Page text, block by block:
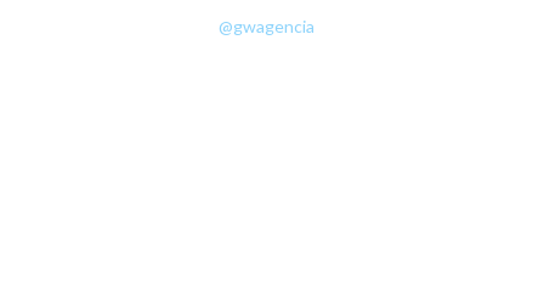
@gwagencia